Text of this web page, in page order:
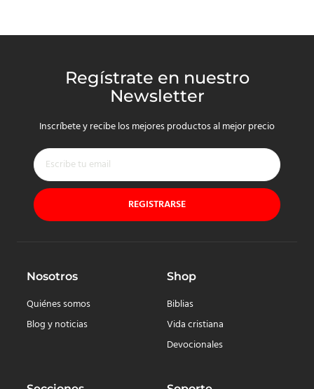
Regístrate en nuestro
Newsletter
Inscríbete y recibe los mejores productos al mejor precio
REGISTRARSE
Nosotros
Quiénes somos
Blog y noticias
Shop
Biblias
Vida cristiana
Devocionales